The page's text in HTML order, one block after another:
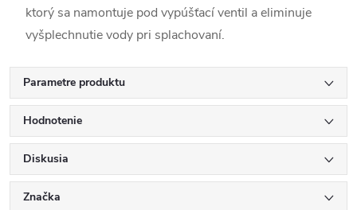
ktorý sa namontuje pod vypúšťací ventil a eliminuje
vyšplechnutie vody pri splachovaní.
Parametre produktu
Hodnotenie
Diskusia
Značka